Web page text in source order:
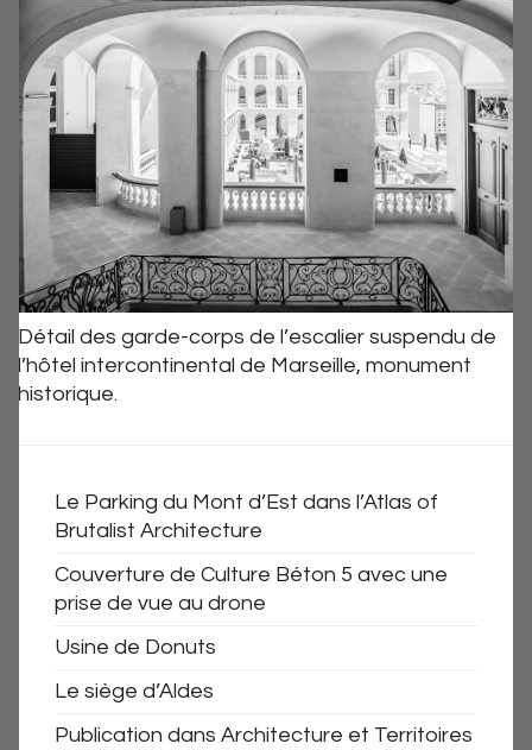
Détail des garde-corps de l’escalier suspendu de
l’hôtel intercontinental de Marseille, monument
historique.
Le Parking du Mont d’Est dans l’Atlas of
Brutalist Architecture
Couverture de Culture Béton 5 avec une
prise de vue au drone
Usine de Donuts
Le siège d’Aldes
Publication dans Architecture et Territoires